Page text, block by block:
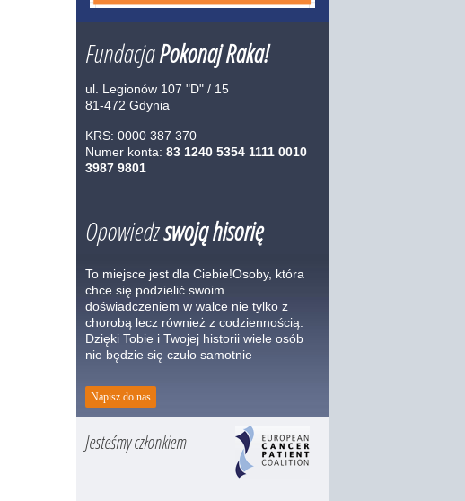
FundacjaPokonaj Raka!
ul. Legionów 107 "D" / 15
81-472 Gdynia
KRS: 0000 387 370
Numer konta:83 1240 5354 1111 0010
3987 9801
Opowiedzswoją hisorię
To miejsce jest dla Ciebie!Osoby, która
chce się podzielić swoim
doświadczeniem w walce nie tylko z
chorobą lecz również z codziennością.
Dzięki Tobie i Twojej historii wiele osób
nie będzie się czuło samotnie
Napisz do nas
Jesteśmy członkiem